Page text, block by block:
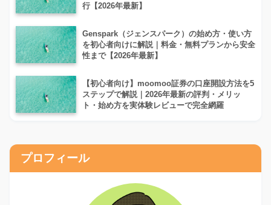
行【2026年最新】
Genspark（ジェンスパーク）の始め方・使い方
を初心者向けに解説｜料金・無料プランから安全
性まで【2026年最新】
【初心者向け】moomoo証券の口座開設方法を5
ステップで解説｜2026年最新の評判・メリッ
ト・始め方を実体験レビューで完全網羅
プロフィール